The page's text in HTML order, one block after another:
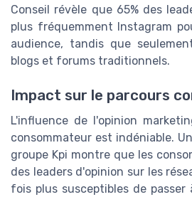
Conseil révèle que 65% des
plus fréquemment Instagram
audience, tandis que
blogs et forums traditionnels.
Impact sur le parcours
L'influence de l'opinion
consommateur est indéniable.
groupe Kpi montre que les
des leaders d'opinion sur les
fois plus susceptibles de